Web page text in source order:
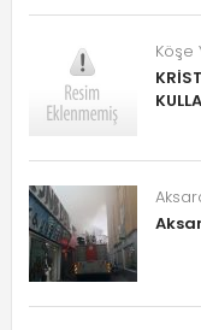
Köşe